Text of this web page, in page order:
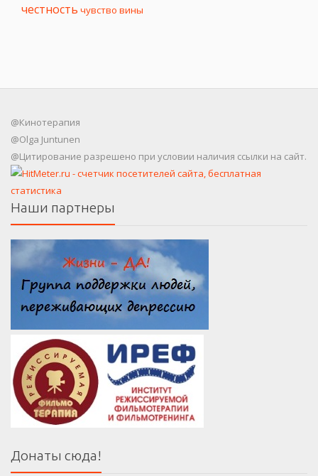
честность чувство вины
@Кинотерапия
@Olga Juntunen
@Цитирование разрешено при условии наличия ссылки на сайт.
Наши партнеры
Донаты сюда!